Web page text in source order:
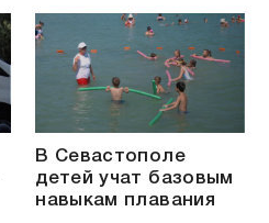
В Севастополе
детей учат базовым
навыкам плавания